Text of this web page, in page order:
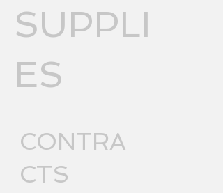
SUPPLI
ES
CONTRA
CTS